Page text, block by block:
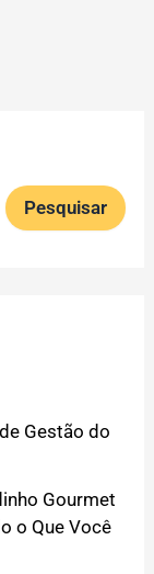
Pesquisar
Gestão do
Gourmet
o Que Você